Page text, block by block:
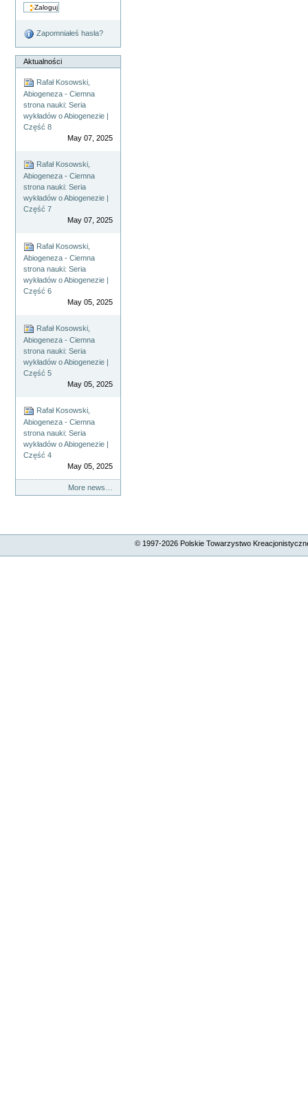
Zapomniałeś hasła?
Aktualności
Rafał Kosowski,
Abiogeneza - Ciemna
strona nauki: Seria
wykładów o Abiogenezie |
Część 8
May 07, 2025
Rafał Kosowski,
Abiogeneza - Ciemna
strona nauki: Seria
wykładów o Abiogenezie |
Część 7
May 07, 2025
Rafał Kosowski,
Abiogeneza - Ciemna
strona nauki: Seria
wykładów o Abiogenezie |
Część 6
May 05, 2025
Rafał Kosowski,
Abiogeneza - Ciemna
strona nauki: Seria
wykładów o Abiogenezie |
Część 5
May 05, 2025
Rafał Kosowski,
Abiogeneza - Ciemna
strona nauki: Seria
wykładów o Abiogenezie |
Część 4
May 05, 2025
More news…
© 1997-2026Polskie Towarzystwo